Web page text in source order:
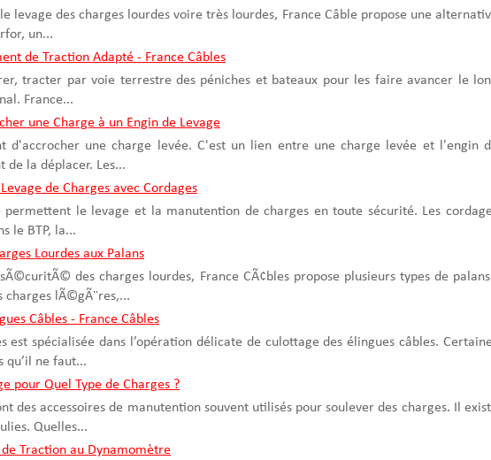
levage des charges lourdes voire très lourdes, France Câble propose une
un...
de Traction Adapté - France Câbles
tracter par voie terrestre des péniches et bateaux pour les faire avancer le
France...
une Charge à un Engin de Levage
d'accrocher une charge levée. C'est un lien entre une charge levée et l'engin
la déplacer. Les...
de Charges avec Cordages
permettent le levage et la manutention de charges en toute sécurité. Les
le BTP, la...
Lourdes aux Palans
des charges lourdes, France CÃ¢bles propose plusieurs types de
charges lÃ©gÃ¨res,...
Câbles - France Câbles
est spécialisée dans l’opération délicate de culottage des élingues câbles.
qu’il ne faut...
pour Quel Type de Charges ?
des accessoires de manutention souvent utilisés pour soulever des charges. Il
Quelles...
Traction au Dynamomètre